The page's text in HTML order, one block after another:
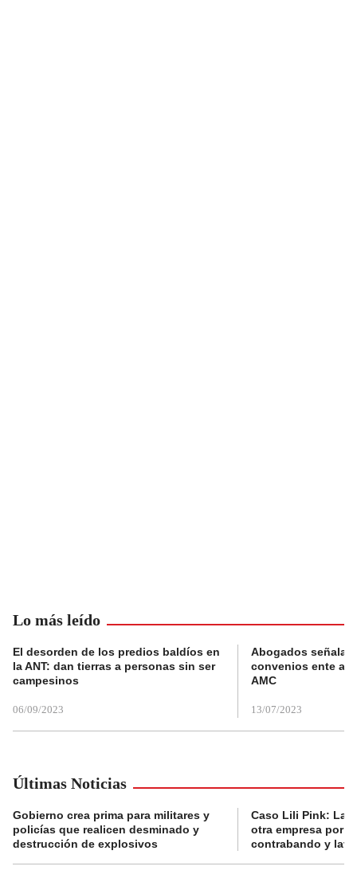
Lo más leído
El desorden de los predios baldíos en
la ANT: dan tierras a personas sin ser
campesinos
06/09/2023
Abogados
convenios ente
AMC
13/07/2023
Últimas Noticias
Gobierno crea prima para militares y
policías que realicen desminado y
destrucción de explosivos
Caso Lili Pink: La
otra empresa por
contrabando y